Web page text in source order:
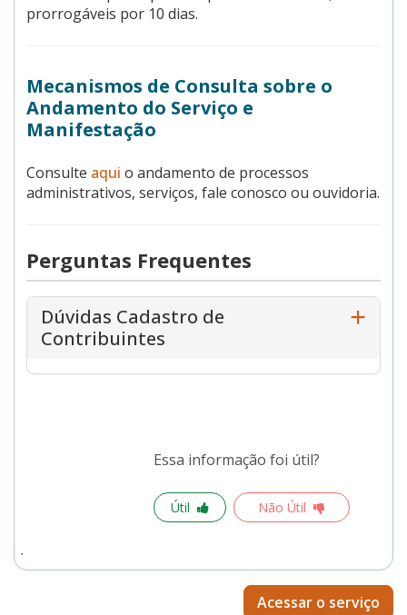
prorrogáveis por 10 dias.
Mecanismos de Consulta sobre o
Andamento do Serviço e
Manifestação
Consulte aqui o andamento de processos
administrativos, serviços, fale conosco ou ouvidoria.
Perguntas Frequentes
Dúvidas Cadastro de
Contribuintes
Essa informação foi útil?
Útil Não Útil
Acessar o serviço